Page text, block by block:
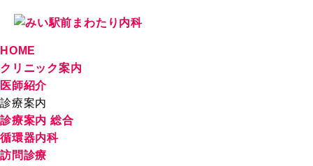
HOME
クリニック案内
医師紹介
診療案内
診療案内 総合
循環器内科
訪問診療